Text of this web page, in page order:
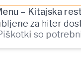
– Kitajska
za hiter
so